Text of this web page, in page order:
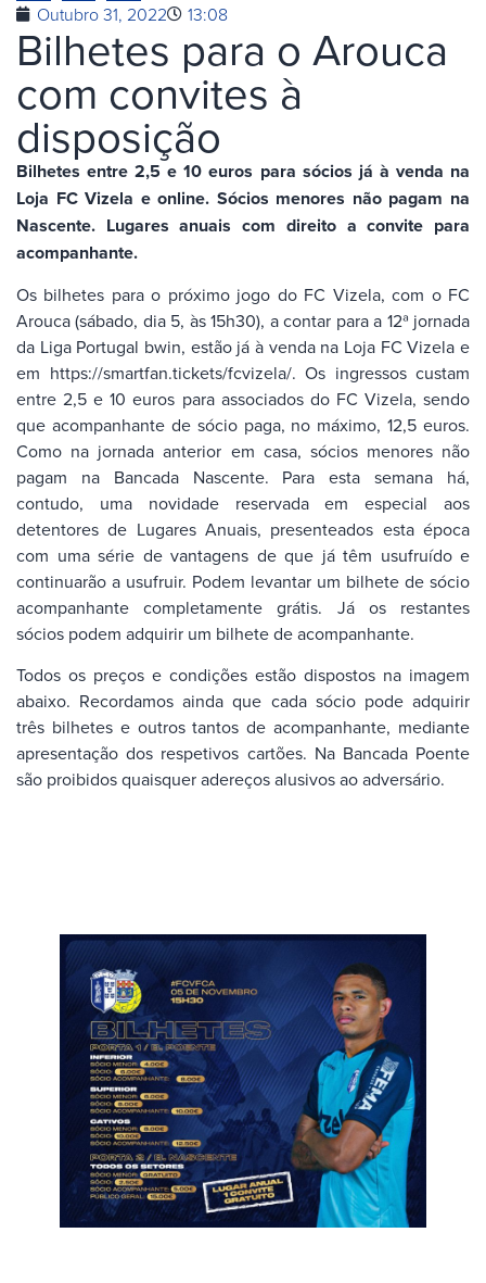
Outubro 31, 2022 13:08
Bilhetes para o Arouca
com convites à
disposição
Bilhetes entre 2,5 e 10 euros para sócios já à venda na
Loja FC Vizela e online. Sócios menores não pagam na
Nascente. Lugares anuais com direito a convite para
acompanhante.
Os bilhetes para o próximo jogo do FC Vizela, com o FC
Arouca (sábado, dia 5, às 15h30), a contar para a 12ª jornada
da Liga Portugal bwin, estão já à venda na Loja FC Vizela e
em https://smartfan.tickets/fcvizela/. Os ingressos custam
entre 2,5 e 10 euros para associados do FC Vizela, sendo
que acompanhante de sócio paga, no máximo, 12,5 euros.
Como na jornada anterior em casa, sócios menores não
pagam na Bancada Nascente. Para esta semana há,
contudo, uma novidade reservada em especial aos
detentores de Lugares Anuais, presenteados esta época
com uma série de vantagens de que já têm usufruído e
continuarão a usufruir. Podem levantar um bilhete de sócio
acompanhante completamente grátis. Já os restantes
sócios podem adquirir um bilhete de acompanhante.
Todos os preços e condições estão dispostos na imagem
abaixo. Recordamos ainda que cada sócio pode adquirir
três bilhetes e outros tantos de acompanhante, mediante
apresentação dos respetivos cartões. Na Bancada Poente
são proibidos quaisquer adereços alusivos ao adversário.